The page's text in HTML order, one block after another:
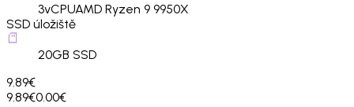
3vCPUAMD Ryzen 9 9950X
SSD úložiště
20GB SSD
9.89€
9.89€0.00€